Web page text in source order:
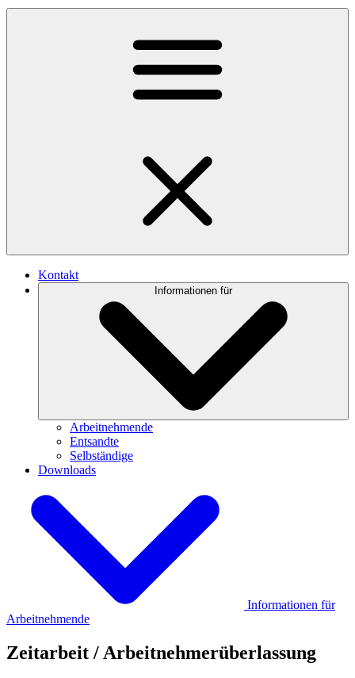
Kontakt
Informationen für
Arbeitnehmende
Entsandte
Selbständige
Downloads
Informationen für
Arbeitnehmende
Zeitarbeit / Arbeitnehmerüberlassung